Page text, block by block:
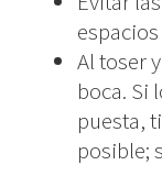
Al toser
boca. Si
puesta,
posible;